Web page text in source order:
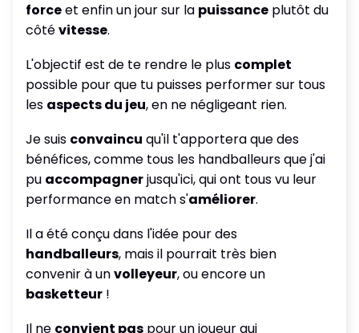
forceet enfin un jour sur la puissance plutôt du
côtévitesse.
L'objectif est de te rendre le plus complet
possible pour que tu puisses performer sur tous
les aspects du jeu, en ne négligeant rien.
Je suis convaincu qu'il t'apportera que des
bénéfices, comme tous les handballeurs que j'ai
pu accompagnerjusqu'ici, qui ont tous vu leur
performance en match s'améliorer.
Il a été conçu dans l'idée pour des
handballeurs, mais il pourrait très bien
convenir à unvolleyeur, ou encore un
basketteur !
Il ne convient pas pour un joueur qui